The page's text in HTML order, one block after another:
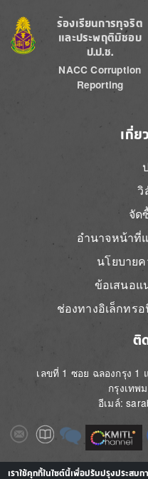
Image
ร้องเรียนการทุจริต
และประพฤติมิชอบ
ป.ป.ช.
NACC Corruption
Reporting
เกี่ย
วิ
จัด
อำนาจหน้าที่
นโยบาย
ข้อเสนอแ
ช่องทางอิเล็กทร
ติ
เลขที่ 1 ซอย ฉลองกรุง 1
กรุงเทพ
อีเมล์:
ImageImageImage Image
Image Image
เราใช้คุกกี้ในไซต์นี้เพื่อปรับปรุงประสบ